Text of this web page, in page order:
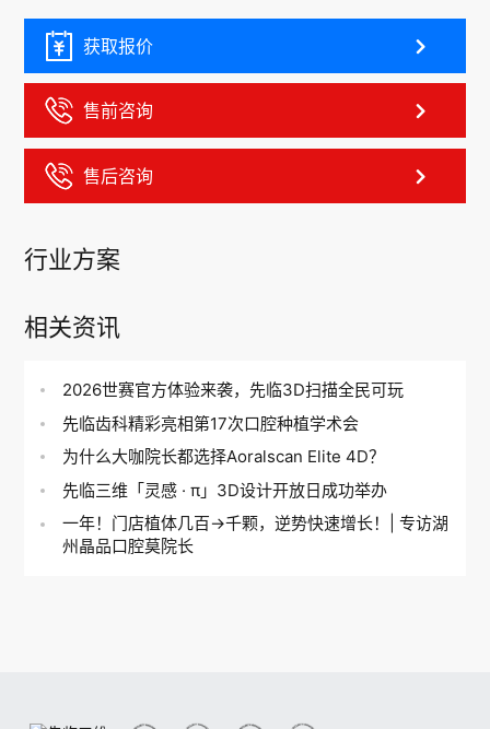
获取报价
售前咨询
售后咨询
行业方案
相关资讯
2026世赛官方体验来袭，先临3D扫描全民可玩
先临齿科精彩亮相第17次口腔种植学术会
为什么大咖院长都选择Aoralscan Elite 4D？
先临三维「灵感 · π」3D设计开放日成功举办
一年！门店植体几百→千颗，逆势快速增长！| 专访湖
州晶品口腔莫院长